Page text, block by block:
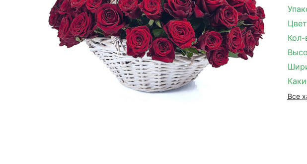
Цвет
Кол-
Все